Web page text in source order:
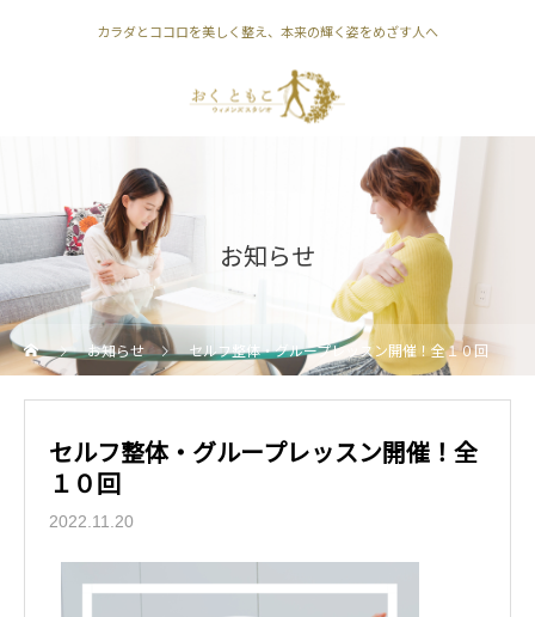
カラダとココロを美しく整え、本来の輝く姿をめざす人へ
お知らせ
お知らせ セルフ整体・グループレッスン開催！全１０回
セルフ整体・グループレッスン開催！全
１０回
2022.11.20